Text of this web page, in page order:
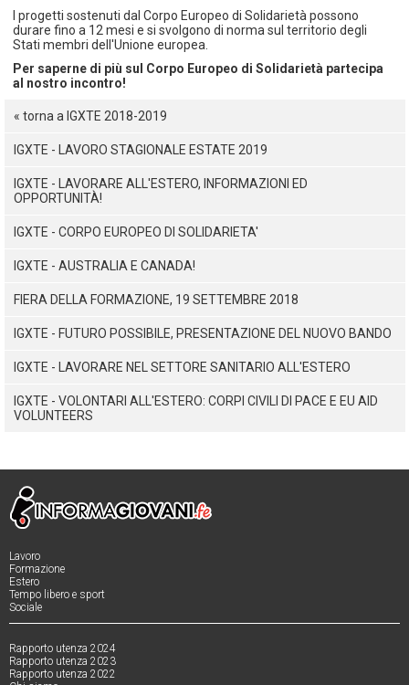
I progetti sostenuti dal Corpo Europeo di Solidarietà possono
durare fino a 12 mesi e si svolgono di norma sul territorio degli
Stati membri dell'Unione europea.
Per saperne di più sul Corpo Europeo di Solidarietà partecipa
al nostro incontro!
« torna a IGXTE 2018-2019
IGXTE - LAVORO STAGIONALE ESTATE 2019
IGXTE - LAVORARE ALL'ESTERO, INFORMAZIONI ED
OPPORTUNITÀ!
IGXTE - CORPO EUROPEO DI SOLIDARIETA'
IGXTE - AUSTRALIA E CANADA!
FIERA DELLA FORMAZIONE, 19 SETTEMBRE 2018
IGXTE - FUTURO POSSIBILE, PRESENTAZIONE DEL NUOVO BANDO
IGXTE - LAVORARE NEL SETTORE SANITARIO ALL'ESTERO
IGXTE - VOLONTARI ALL'ESTERO: CORPI CIVILI DI PACE E EU AID
VOLUNTEERS
Lavoro
Formazione
Estero
Tempo libero e sport
Sociale
Rapporto utenza 2024
Rapporto utenza 2023
Rapporto utenza 2022